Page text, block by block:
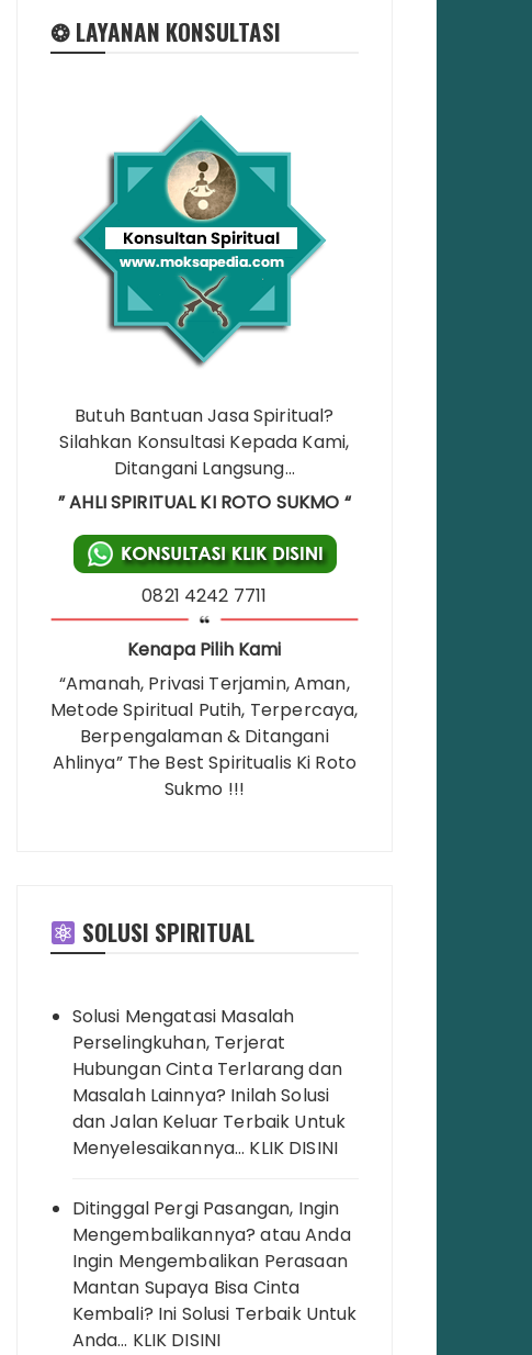
❂ LAYANAN KONSULTASI
Butuh Bantuan Jasa Spiritual?
Silahkan Konsultasi Kepada Kami,
Ditangani Langsung…
” AHLI SPIRITUAL KI ROTO SUKMO “
0821 4242 7711
Kenapa Pilih Kami
“Amanah, Privasi Terjamin, Aman,
Metode Spiritual Putih, Terpercaya,
Berpengalaman & Ditangani
Ahlinya” The Best Spiritualis Ki Roto
Sukmo !!!
SOLUSI SPIRITUAL
Solusi Mengatasi Masalah
Perselingkuhan, Terjerat
Hubungan Cinta Terlarang dan
Masalah Lainnya? Inilah Solusi
dan Jalan Keluar Terbaik Untuk
Menyelesaikannya… KLIK DISINI
Ditinggal Pergi Pasangan, Ingin
Mengembalikannya? atau Anda
Ingin Mengembalikan Perasaan
Mantan Supaya Bisa Cinta
Kembali? Ini Solusi Terbaik Untuk
Anda… KLIK DISINI